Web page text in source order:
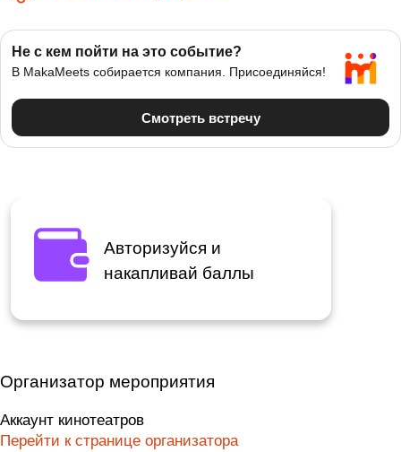
Авторизуйся и
накапливай баллы
Организатор мероприятия
Аккаунт кинотеатров
Перейти к странице организатора